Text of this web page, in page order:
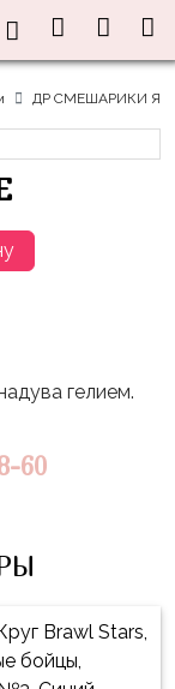
ДР СМЕШАРИКИ
гелием.
60